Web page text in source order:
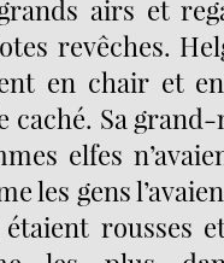
airs et
revêches.
en chair et
caché. Sa
elfes
les gens
rousses